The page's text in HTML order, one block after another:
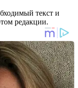
текст и
редакции.